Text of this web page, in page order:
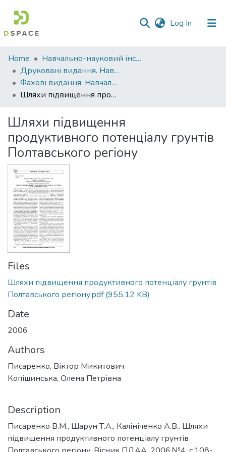
Log In (current)
Communities
&
Collections
All of DSpace
Statistics
Home
Навчально-науковий інститут агротехнологій, селекції та екології
Друковані видання. Навчально-науковий інститут агротехнологій, селекції та екології
Фахові видання. Навчально-науковий інститут агротехнологій, селекції та екології
Шляхи підвищення продуктивного потенціалу грунтів Полтавського регіону
Шляхи підвищення
продуктивного потенціалу грунтів
Полтавського регіону
Files
Шляхи підвищення продуктивного потенціалу грунтів
Полтавського регіону.pdf(955.12 KB)
Date
2006
Authors
Писаренко, Віктор Микитович
Копішинська, Олена Петрівна
Description
Писаренко В.М., Шарун Т.А., Калініченко А.В.. Шляхи
підвищення продуктивного потенціалу грунтів